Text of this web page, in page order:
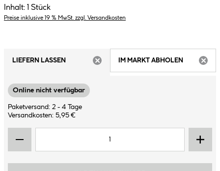
Inhalt: 1 Stück
Preise inklusive 19 % MwSt. zzgl. Versandkosten
LIEFERN LASSEN
IM MARKT ABHOLEN
Online nicht verfügbar
Paketversand: 2 - 4 Tage
Versandkosten: 5,95 €